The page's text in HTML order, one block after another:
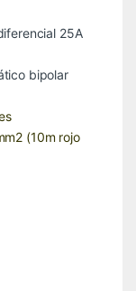
25A
bipolar
(10m rojo